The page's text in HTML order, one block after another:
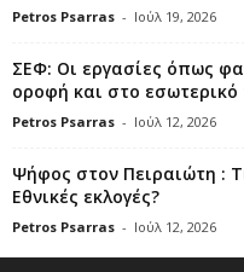
Petros Psarras - Ιούλ 19, 2026
ΣΕΦ: Οι εργασίες όπως
οροφή και στο εσωτερικό
Petros Psarras - Ιούλ 12, 2026
Ψήφος στον Πειραιώτη :
Εθνικές εκλογές?
Petros Psarras - Ιούλ 12, 2026